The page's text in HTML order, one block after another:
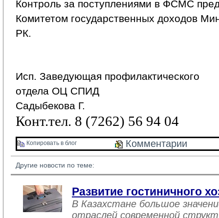
Контроль за поступлениями в ФСМС
Комитетом государственных доходов
РК.
Исп. Заведующая профилактического
отдела ОЦ СПИД
Садыбекова Г.
Конт.тел. 8 (7262) 56 94 04
Копировать в блог Комментарии
Другие новости по теме:
Развитие гостиничного
В Казахстане большое
отраслей современной